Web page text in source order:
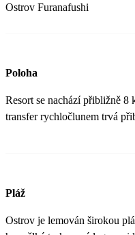
Ostrov Furanafushi
Poloha
Resort se nachází přibližně
transfer rychločlunem trvá
Pláž
Ostrov je lemován širokou